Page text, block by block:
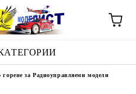
за Радиоуправляеми модели